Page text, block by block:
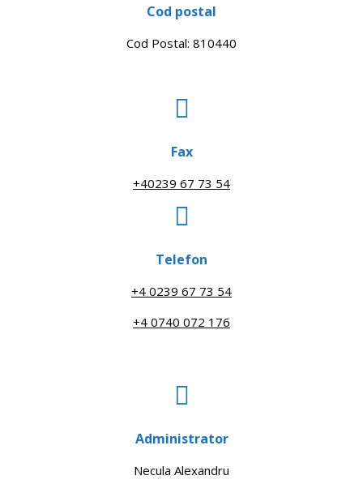
Cod postal
Cod Postal: 810440
Fax
+40239 67 73 54
Telefon
+4 0239 67 73 54
+4 0740 072 176
Administrator
Necula Alexandru